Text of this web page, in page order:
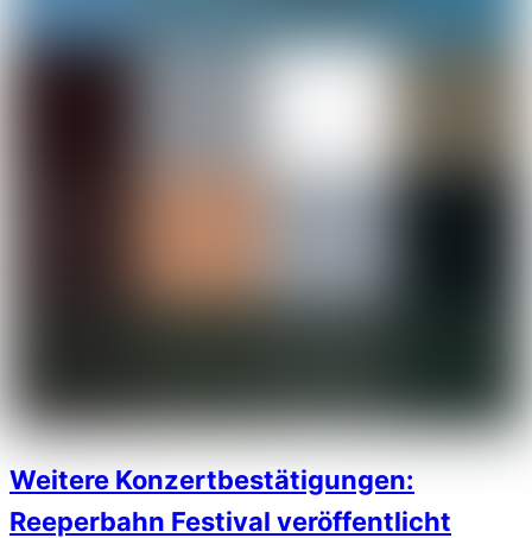
Weitere Konzertbestätigungen:
Reeperbahn Festival veröffentlicht